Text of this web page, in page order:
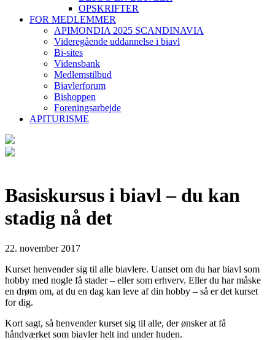
OPSKRIFTER
FOR MEDLEMMER
APIMONDIA 2025 SCANDINAVIA
Videregående uddannelse i biavl
Bi-sites
Vidensbank
Medlemstilbud
Biavlerforum
Bishoppen
Foreningsarbejde
APITURISME
Basiskursus i biavl – du kan
stadig nå det
22. november 2017
Kurset henvender sig til alle biavlere. Uanset om du har biavl som
hobby med nogle få stader – eller som erhverv. Eller du har måske
en drøm om, at du en dag kan leve af din hobby – så er det kurset
for dig.
Kort sagt, så henvender kurset sig til alle, der ønsker at få
håndværket som biavler helt ind under huden.